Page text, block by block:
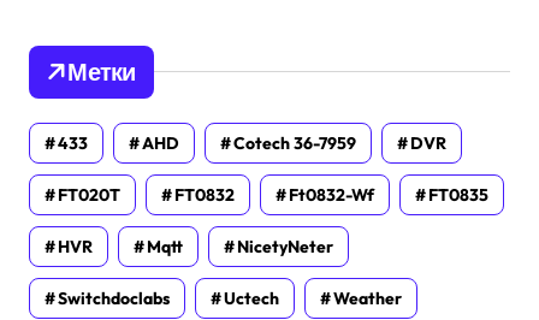
Метки
433 AHD Cotech 36-7959 DVR
FT020T FT0832 Ft0832-Wf FT0835
HVR Mqtt NicetyNeter
Switchdoclabs Uctech Weather